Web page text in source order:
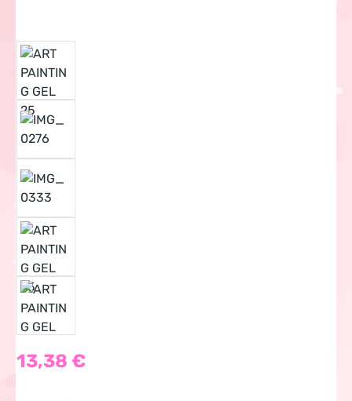
Regulärer Preis:
13,38 €